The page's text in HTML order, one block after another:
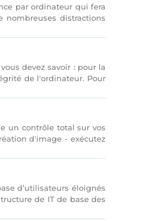
par ordinateur qui fera
distractions
devez savoir : pour la
de l'ordinateur. Pour
un contrôle total sur vos
d'image - exécutez
d’utilisateurs éloignés
de IT de base des